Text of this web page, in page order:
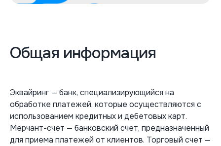
Общая информация
Эквайринг — банк, специализирующийся на
обработке платежей, которые осуществляются с
использованием кредитных и дебетовых карт.
Мерчант-счет — банковский счет, предназначенный
для приема платежей от клиентов. Торговый счет —